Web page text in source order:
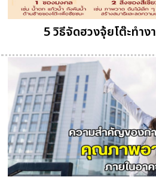
5 วิธีจัดฮวงจุ้ยโต๊ะทำง